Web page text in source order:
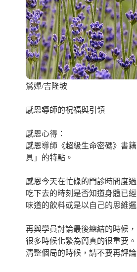
鶖嬋/吉隆坡
感恩導師的祝福與引領
感恩心得：
感恩導師《超級生命密碼》書
具」的特點。
感恩今天在忙碌的門診時間度
吃下去的時刻是否知道身體已
味道的飲料或是以自己的思維
再與學員討論最後總結的時候
很多時候化繁為簡真的很重要
清整個局的時候，請不要再評